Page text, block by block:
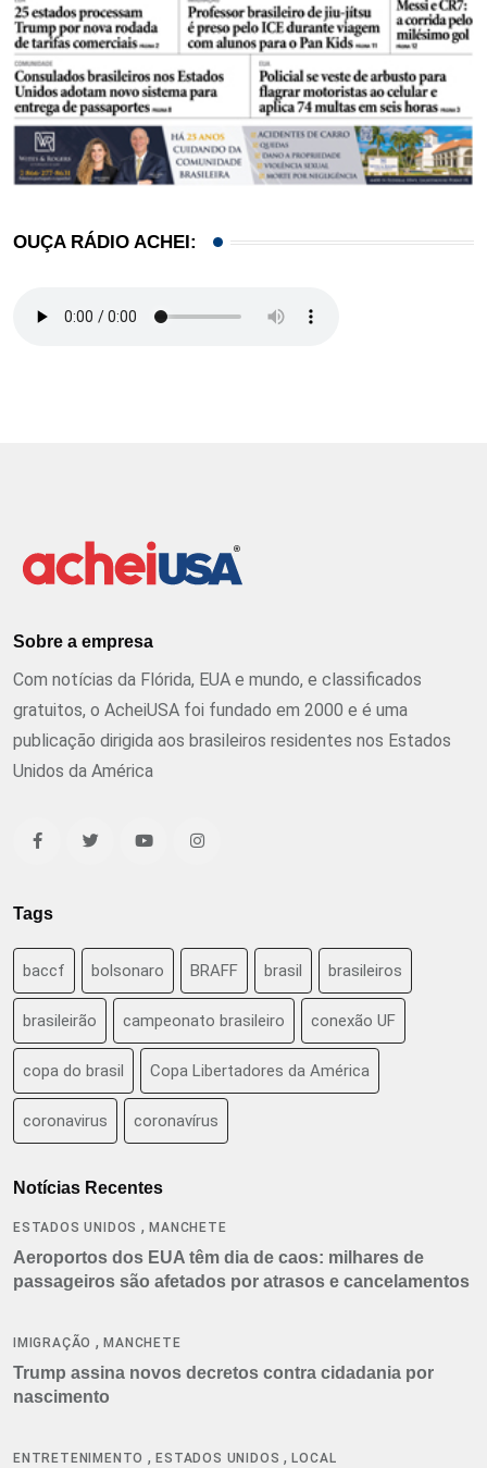
OUÇA RÁDIO ACHEI:
Sobre a empresa
Com notícias da Flórida, EUA e mundo, e classificados
gratuitos, o AcheiUSA foi fundado em 2000 e é uma
publicação dirigida aos brasileiros residentes nos Estados
Unidos da América
Tags
baccf bolsonaro BRAFF brasil brasileiros
brasileirão campeonato brasileiro conexão UF
copa do brasil Copa Libertadores da América
coronavirus coronavírus
Notícias Recentes
ESTADOS UNIDOS ,MANCHETE
Aeroportos dos EUA têm dia de caos: milhares de
passageiros são afetados por atrasos e cancelamentos
IMIGRAÇÃO ,MANCHETE
Trump assina novos decretos contra cidadania por
nascimento
ENTRETENIMENTO ,ESTADOS UNIDOS ,LOCAL